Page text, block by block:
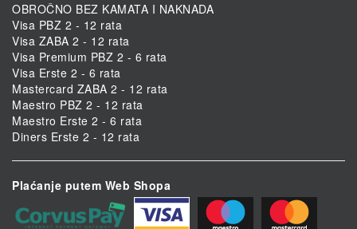
OBROČNO BEZ KAMATA I NAKNADA
Visa PBZ 2 - 12 rata
Visa ZABA 2 - 12 rata
Visa Premium PBZ 2 - 6 rata
Visa Erste 2 - 6 rata
Mastercard ZABA 2 - 12 rata
Maestro PBZ 2 - 12 rata
Maestro Erste 2 - 6 rata
Diners Erste 2 - 12 rata
Plaćanje putem Web Shopa